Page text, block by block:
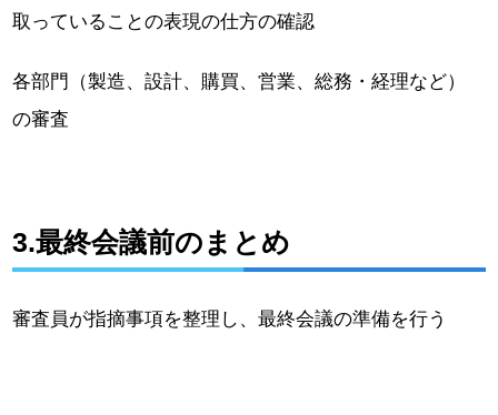
取っていることの表現の仕方の確認
各部門（製造、設計、購買、営業、総務・経理など）
の審査
3.最終会議前のまとめ
審査員が指摘事項を整理し、最終会議の準備を行う